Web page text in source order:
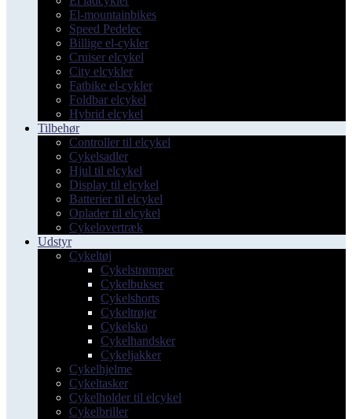
El-mountainbikes
Speed Pedelec
Billige el-cykler
Cruiser elcykel
City elcykler
Fatbike el-cykler
Foldbar elcykel
Hybrid elcykel
Tilbehør
Controller til elcykel
Cykelsadler
Hjul til elcykel
Display til elcykel
Batterier til elcykel
Oplader til elcykel
Cykelovertræk
Udstyr
Cykeltøj
Cykelstrømper
Cykelbukser
Cykelshorts
Cykeltrøjer
Cykelsko
Cykelhandsker
Cykeljakker
Cykelhjelme
Cykeltasker
Cykelholder til elcykel
Cykelbriller